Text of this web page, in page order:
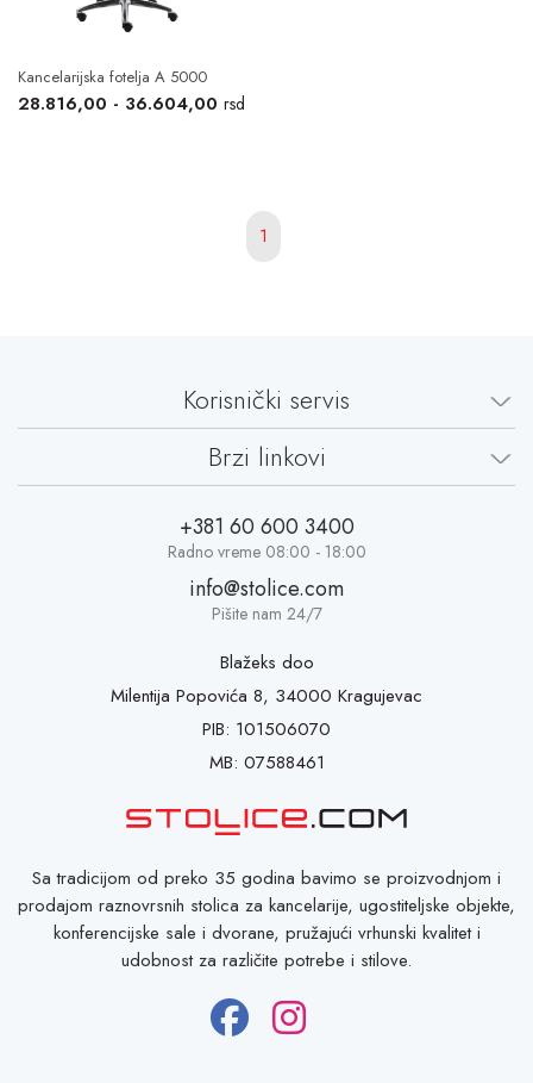
Kancelarijska fotelja A 5000
28.816,00 - 36.604,00 rsd
1
Korisnički servis
Brzi linkovi
+381 60 600 3400
Radno vreme 08:00 - 18:00
info@stolice.com
Pišite nam 24/7
Blažeks doo
Milentija Popovića 8, 34000 Kragujevac
PIB: 101506070
MB: 07588461
Sa tradicijom od preko 35 godina bavimo se proizvodnjom i
prodajom raznovrsnih stolica za kancelarije, ugostiteljske objekte,
konferencijske sale i dvorane, pružajući vrhunski kvalitet i
udobnost za različite potrebe i stilove.